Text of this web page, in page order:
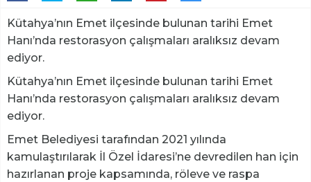
Kütahya’nın Emet ilçesinde bulunan tarihi Emet
Hanı’nda restorasyon çalışmaları aralıksız devam
ediyor.
Kütahya’nın Emet ilçesinde bulunan tarihi Emet
Hanı’nda restorasyon çalışmaları aralıksız devam
ediyor.
Emet Belediyesi tarafından 2021 yılında
kamulaştırılarak İl Özel İdaresi’ne devredilen han için
hazırlanan proje kapsamında, röleve ve raspa